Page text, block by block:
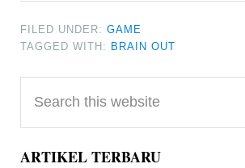
FILED UNDER:GAME
TAGGED WITH: BRAIN OUT
Primary
Sidebar
this
website
ARTIKEL TERBARU